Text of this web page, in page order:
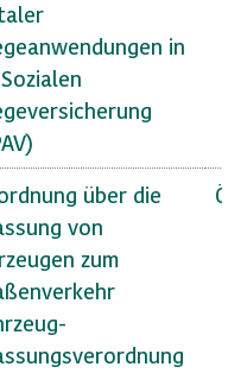
in
über die
von
zum